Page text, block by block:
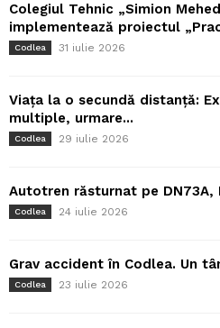
Colegiul Tehnic „Simion
implementează proiectul
Codlea 31 iulie 2026
Viața la o secundă distanță:
multiple, urmare...
Codlea 29 iulie 2026
Autotren răsturnat pe DN73A,
Codlea 24 iulie 2026
Grav accident în Codlea. Un
Codlea 23 iulie 2026